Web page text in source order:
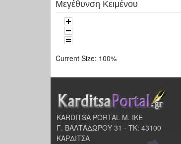
Μεγέθυνση Κειμένου
Current Size: 100%
KARDITSA PORTAL Μ. ΙΚΕ
Γ. ΒΑΛΤΑΔΩΡΟΥ 31 - ΤΚ: 43100
ΚΑΡΔΙΤΣΑ